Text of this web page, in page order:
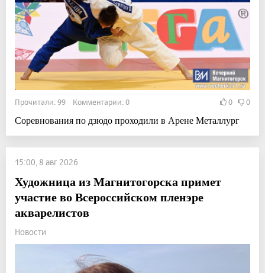
Прочитали: 99 Комментарии: 0 0 0
Соревнования по дзюдо проходили в Арене Металлург
15:00, 8 авг 2026
Художница из Магнитогорска примет
участие во Всероссийском пленэре
акварелистов
Новости